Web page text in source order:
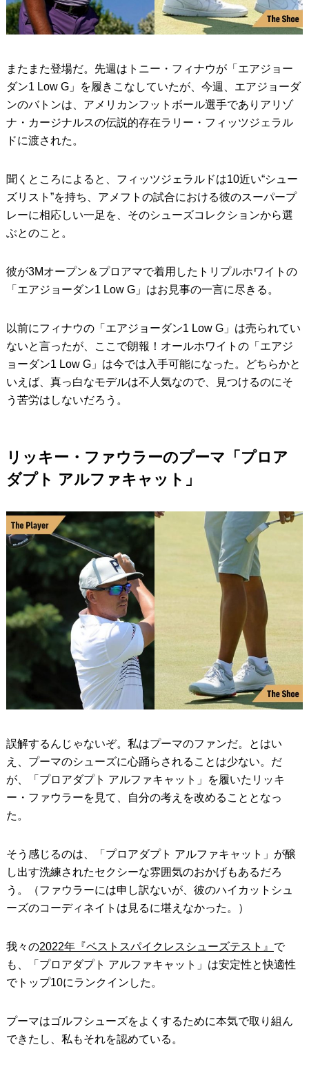
またまた登場だ。先週はトニー・フィナウが「エアジョー
ダン1 Low G」を履きこなしていたが、今週、エアジョーダ
ンのバトンは、アメリカンフットボール選手でありアリゾ
ナ・カージナルスの伝説的存在ラリー・フィッツジェラル
ドに渡された。
聞くところによると、フィッツジェラルドは10近い“シュー
ズリスト”を持ち、アメフトの試合における彼のスーパープ
レーに相応しい一足を、そのシューズコレクションから選
ぶとのこと。
彼が3Mオープン＆プロアマで着用したトリプルホワイトの
「エアジョーダン1 Low G」はお見事の一言に尽きる。
以前にフィナウの「エアジョーダン1 Low G」は売られてい
ないと言ったが、ここで朗報！オールホワイトの「エアジ
ョーダン1 Low G」は今では入手可能になった。どちらかと
いえば、真っ白なモデルは不人気なので、見つけるのにそ
う苦労はしないだろう。
リッキー・ファウラーのプーマ「プロア
ダプト アルファキャット」
誤解するんじゃないぞ。私はプーマのファンだ。とはい
え、プーマのシューズに心踊らされることは少ない。だ
が、「プロアダプト アルファキャット」を履いたリッキ
ー・ファウラーを見て、自分の考えを改めることとなっ
た。
そう感じるのは、「プロアダプト アルファキャット」が醸
し出す洗練されたセクシーな雰囲気のおかげもあるだろ
う。（ファウラーには申し訳ないが、彼のハイカットシュ
ーズのコーディネイトは見るに堪えなかった。）
我々の2022年『ベストスパイクレスシューズテスト』 で
も、「プロアダプト アルファキャット」は安定性と快適性
でトップ10にランクインした。
プーマはゴルフシューズをよくするために本気で取り組ん
できたし、私もそれを認めている。